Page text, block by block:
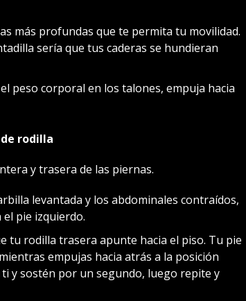
más profundas que te permita tu movilidad.
sería que tus caderas se hundieran
peso corporal en los talones, empuja hacia
rodilla
y trasera de las piernas.
levantada y los abdominales contraídos,
pie izquierdo.
tu rodilla trasera apunte hacia el piso. Tu pie
empujas hacia atrás a la posición
y sostén por un segundo, luego repite y